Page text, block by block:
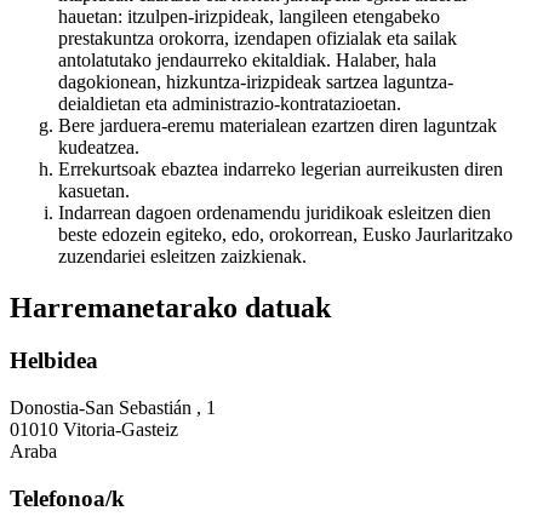
hauetan: itzulpen-irizpideak, langileen etengabeko
prestakuntza orokorra, izendapen ofizialak eta sailak
antolatutako jendaurreko ekitaldiak. Halaber, hala
dagokionean, hizkuntza-irizpideak sartzea laguntza-
deialdietan eta administrazio-kontratazioetan.
Bere jarduera-eremu materialean ezartzen diren laguntzak
kudeatzea.
Errekurtsoak ebaztea indarreko legerian aurreikusten diren
kasuetan.
Indarrean dagoen ordenamendu juridikoak esleitzen dien
beste edozein egiteko, edo, orokorrean, Eusko Jaurlaritzako
zuzendariei esleitzen zaizkienak.
Harremanetarako datuak
Helbidea
Donostia-San Sebastián , 1
01010 Vitoria-Gasteiz
Araba
Telefonoa/k